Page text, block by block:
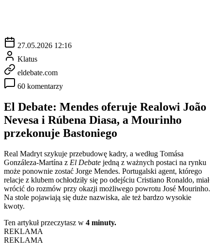
27.05.2026 12:16
Klatus
eldebate.com
60 komentarzy
El Debate: Mendes oferuje Realowi João
Nevesa i Rúbena Diasa, a Mourinho
przekonuje Bastoniego
Real Madryt szykuje przebudowę kadry, a według Tomása
Gonzáleza-Martína z El Debate jedną z ważnych postaci na rynku
może ponownie zostać Jorge Mendes. Portugalski agent, którego
relacje z klubem ochłodziły się po odejściu Cristiano Ronaldo, miał
wrócić do rozmów przy okazji możliwego powrotu José Mourinho.
Na stole pojawiają się duże nazwiska, ale też bardzo wysokie
kwoty.
Ten artykuł przeczytasz w 4 minuty.
REKLAMA
REKLAMA